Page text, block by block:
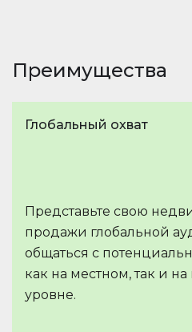
Преимущества
Глобальный охват
Представьте свою
продажи глобальной
общаться с
как на местном, так и
уровне.